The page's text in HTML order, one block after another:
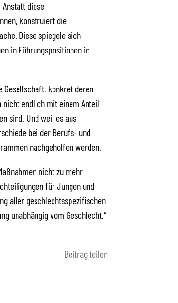
diese
konstruiert die
Diese spiegele sich
in Führungspositionen in
Gesellschaft, konkret deren
nicht endlich mit einem Anteil
sind. Und weil es aus
bei der Berufs- und
nachgeholfen werden.
nicht zu mehr
für Jungen und
aller geschlechtsspezifischen
unabhängig vom Geschlecht.“
Beitrag teilen